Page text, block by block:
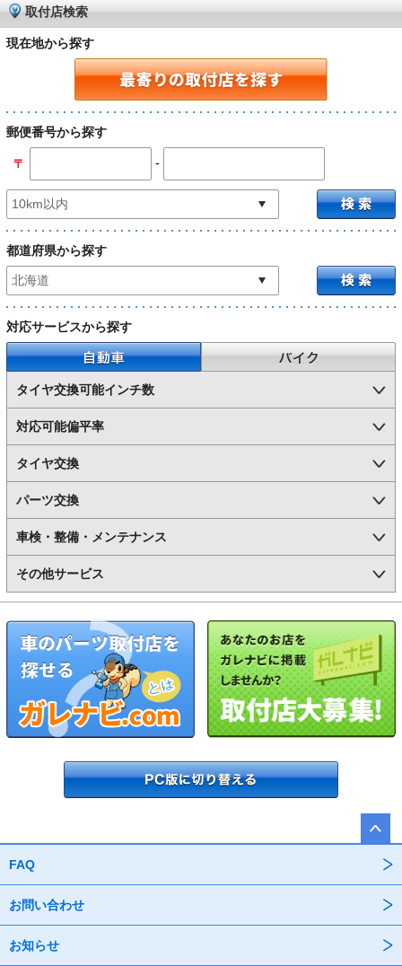
取付店検索
現在地から探す
郵便番号から探す
〒 -
都道府県から探す
対応サービスから探す
自動車
バイク
タイヤ交換可能インチ数
対応可能偏平率
タイヤ交換
パーツ交換
車検・整備・メンテナンス
その他サービス
FAQ
お問い合わせ
お知らせ